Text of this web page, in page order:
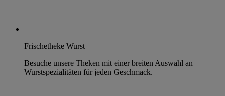
Frischetheke Wurst
Besuche unsere Theken mit einer breiten Auswahl an
Wurstspezialitäten für jeden Geschmack.